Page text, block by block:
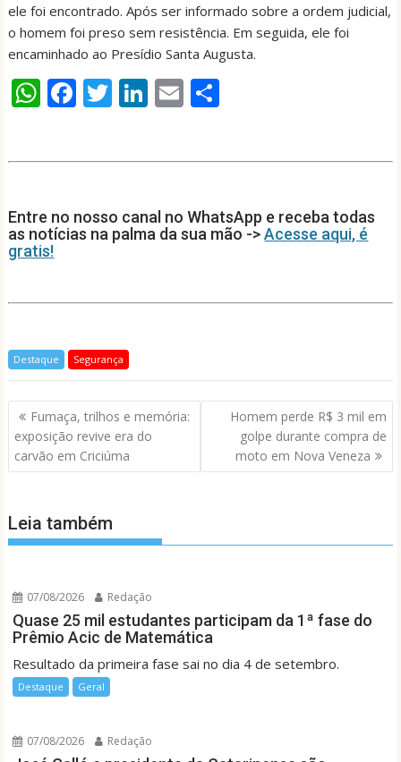
ele foi encontrado. Após ser informado sobre a ordem judicial,
o homem foi preso sem resistência. Em seguida, ele foi
encaminhado ao Presídio Santa Augusta.
W
A
p
p
F
o
o
T Li
dI
n
E
Entre no nosso canal no WhatsApp e receba todas
as notícias na palma da sua mão ->Acesse aqui, é
gratis!
Destaque Segurança
Navegação
de
Post
Fumaça, trilhos e memória:
exposição revive era do
carvão em Criciúma
Homem perde R$ 3 mil em
golpe durante compra de
moto em Nova Veneza
Leia também
07/08/2026 Redação
Quase 25 mil estudantes participam da 1ª fase do
Prêmio Acic de Matemática
Resultado da primeira fase sai no dia 4 de setembro.
Destaque Geral
07/08/2026 Redação